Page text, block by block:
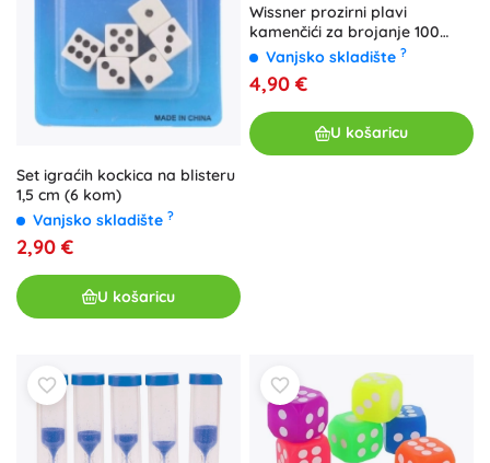
Set igraćih kockica na blisteru
1,5 cm (6 kom)
Vanjsko skladište ?
2,90 €
U košaricu
Wissner prozirni plavi
kamenčići za brojanje 100
komVanjsko skladište ?
4,90 €
U košaricu